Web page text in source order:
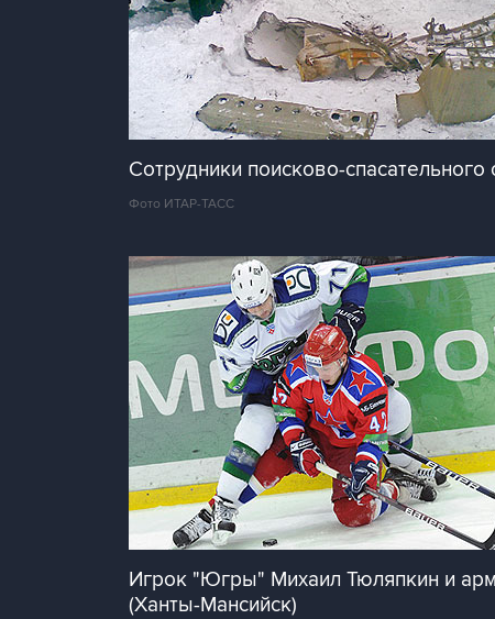
Сотрудники поисково-
Фото ИТАР-ТАСС
Игрок "Югры" Михаил Тюляпкин и
(Ханты-Мансийск)